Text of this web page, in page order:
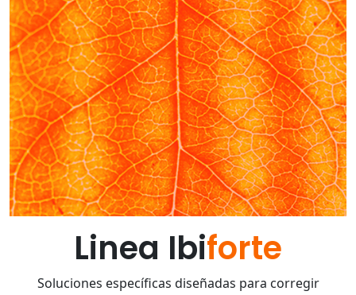
Linea Ibiforte
Soluciones específicas diseñadas para corregir